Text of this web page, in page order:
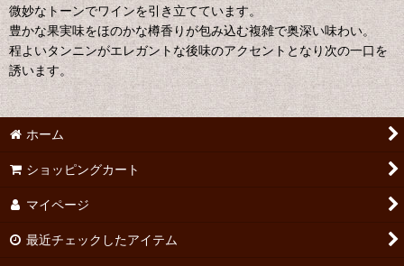
微妙なトーンでワインを引き立てています。
豊かな果実味をほのかな樽香りが包み込む複雑で奥深い味わい。
程よいタンニンがエレガントな後味のアクセントとなり次の一口を
誘います。
ホーム
ショッピングカート
マイページ
最近チェックしたアイテム